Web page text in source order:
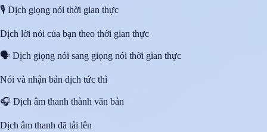
🎙️ Dịch giọng nói thời gian thực
Dịch lời nói của bạn theo thời gian thực
🗣️ Dịch giọng nói sang giọng nói thời gian thực
Nói và nhận bản dịch tức thì
🎧 Dịch âm thanh thành văn bản
Dịch âm thanh đã tải lên